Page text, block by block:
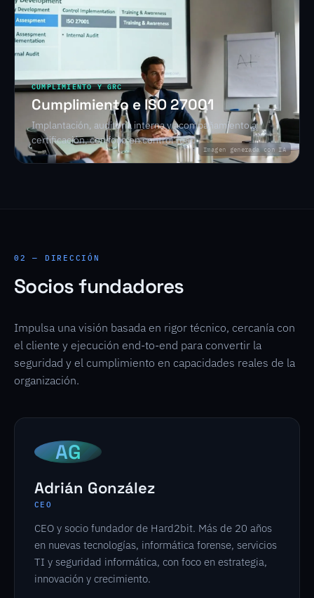
Imagen generada con IA
CUMPLIMIENTO Y GRC
Cumplimiento e ISO 27001
Implantación, auditoría interna y acompañamiento a
certificación, con foco en control real.
02 — DIRECCIÓN
Socios fundadores
Impulsa una visión basada en rigor técnico, cercanía con
el cliente y ejecución end-to-end para convertir la
seguridad y el cumplimiento en capacidades reales de la
organización.
AG
Adrián González
CEO
CEO y socio fundador de Hard2bit. Más de 20 años
en nuevas tecnologías, informática forense, servicios
TI y seguridad informática, con foco en estrategia,
innovación y crecimiento.